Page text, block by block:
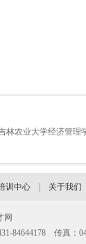
林农业大学经济管理
训中心 关于我们
网
84644178 传真：